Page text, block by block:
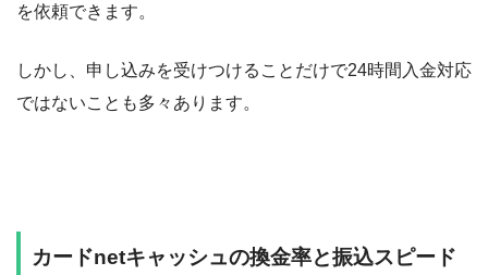
を依頼できます。
しかし、申し込みを受けつけることだけで24時間入金対応
ではないことも多々あります。
カードnetキャッシュの換金率と振込スピード